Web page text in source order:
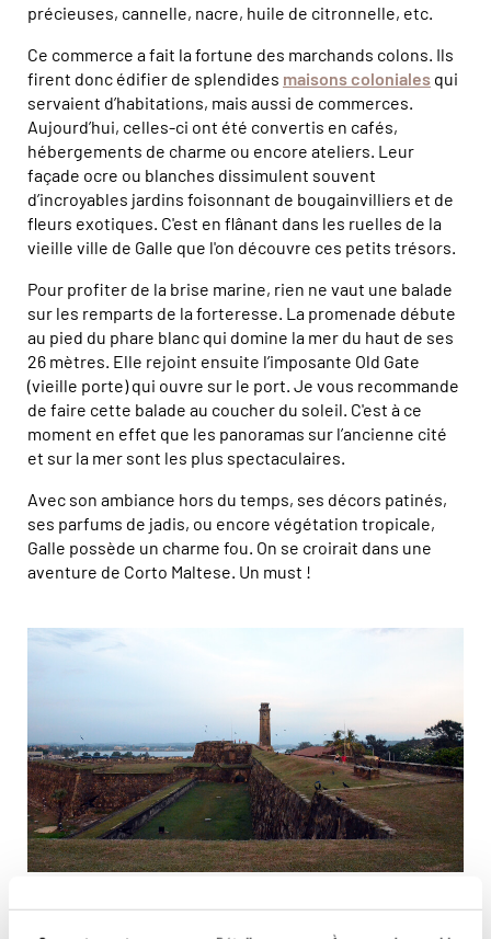
précieuses, cannelle, nacre, huile de citronnelle, etc.
Ce commerce a fait la fortune des marchands colons. Ils
firent donc édifier de splendides maisons coloniales qui
servaient d’habitations, mais aussi de commerces.
Aujourd’hui, celles-ci ont été convertis en cafés,
hébergements de charme ou encore ateliers. Leur
façade ocre ou blanches dissimulent souvent
d’incroyables jardins foisonnant de bougainvilliers et de
fleurs exotiques. C'est en flânant dans les ruelles de la
vieille ville de Galle que l'on découvre ces petits trésors.
Pour profiter de la brise marine, rien ne vaut une balade
sur les remparts de la forteresse. La promenade débute
au pied du phare blanc qui domine la mer du haut de ses
26 mètres. Elle rejoint ensuite l’imposante Old Gate
(vieille porte) qui ouvre sur le port. Je vous recommande
de faire cette balade au coucher du soleil. C'est à ce
moment en effet que les panoramas sur l’ancienne cité
et sur la mer sont les plus spectaculaires.
Avec son ambiance hors du temps, ses décors patinés,
ses parfums de jadis, ou encore végétation tropicale,
Galle possède un charme fou. On se croirait dans une
aventure de Corto Maltese. Un must !